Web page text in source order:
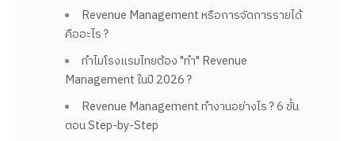
Revenue Management หรือการจัดการรายได้
คืออะไร ?
ทำไมโรงแรมไทยต้อง "ทำ" Revenue
Management ในปี 2026 ?
Revenue Management ทำงานอย่างไร ? 6 ขั้น
ตอน Step-by-Step